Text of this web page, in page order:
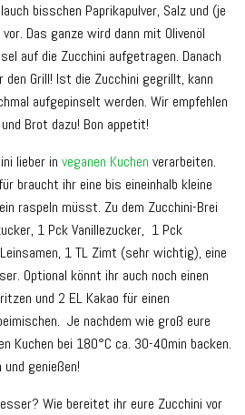
bisschen Paprikapulver, Salz und (je
Das ganze wird dann mit Olivenöl
auf die Zucchini aufgetragen. Danach
Grill! Ist die Zucchini gegrillt, kann
aufgepinselt werden. Wir empfehlen
Brot dazu! Bon appetit!
lieber in veganen Kuchen verarbeiten.
braucht ihr eine bis eineinhalb kleine
raspeln müsst. Zu dem Zucchini-Brei
1 Pck Vanillezucker, 1 Pck
1 TL Zimt (sehr wichtig), eine
Optional könnt ihr auch noch einen
und 2 EL Kakao für einen
Je nachdem wie groß eure
Kuchen bei 180°C ca. 30-40min backen.
genießen!
Wie bereitet ihr eure Zucchini vor